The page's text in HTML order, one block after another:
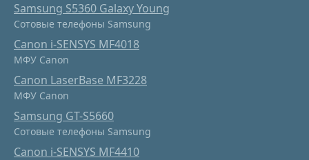
Samsung S5360 Galaxy Young
Сотовые телефоны Samsung
Canon i-SENSYS MF4018
МФУ Canon
Canon LaserBase MF3228
МФУ Canon
Samsung GT-S5660
Сотовые телефоны Samsung
Canon i-SENSYS MF4410